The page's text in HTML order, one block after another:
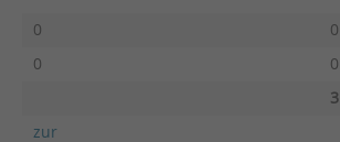
0
0
0
0
3
zur